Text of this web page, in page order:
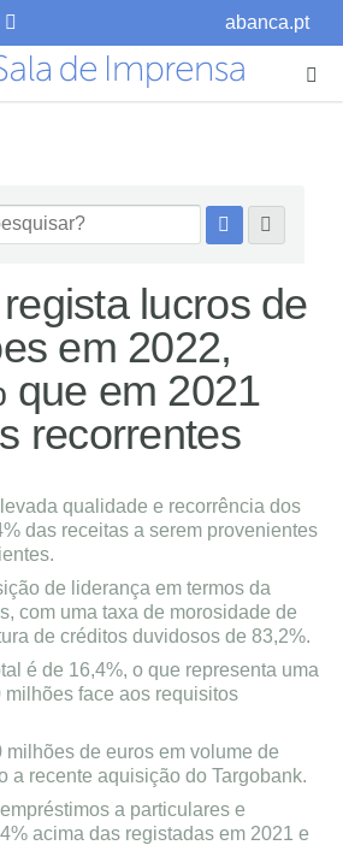
abanca.pt
lucros de
em 2022,
que em 2021
recorrentes
qualidade e recorrência dos
das receitas a serem provenientes
de liderança em termos da
com uma taxa de morosidade de
de créditos duvidosos de 83,2%.
é de 16,4%, o que representa uma
face aos requisitos
milhões de euros em volume de
a recente aquisição do Targobank.
a particulares e
acima das registadas em 2021 e